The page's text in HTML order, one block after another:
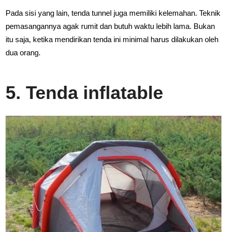
Pada sisi yang lain, tenda tunnel juga memiliki kelemahan. Teknik
pemasangannya agak rumit dan butuh waktu lebih lama. Bukan
itu saja, ketika mendirikan tenda ini minimal harus dilakukan oleh
dua orang.
5. Tenda inflatable